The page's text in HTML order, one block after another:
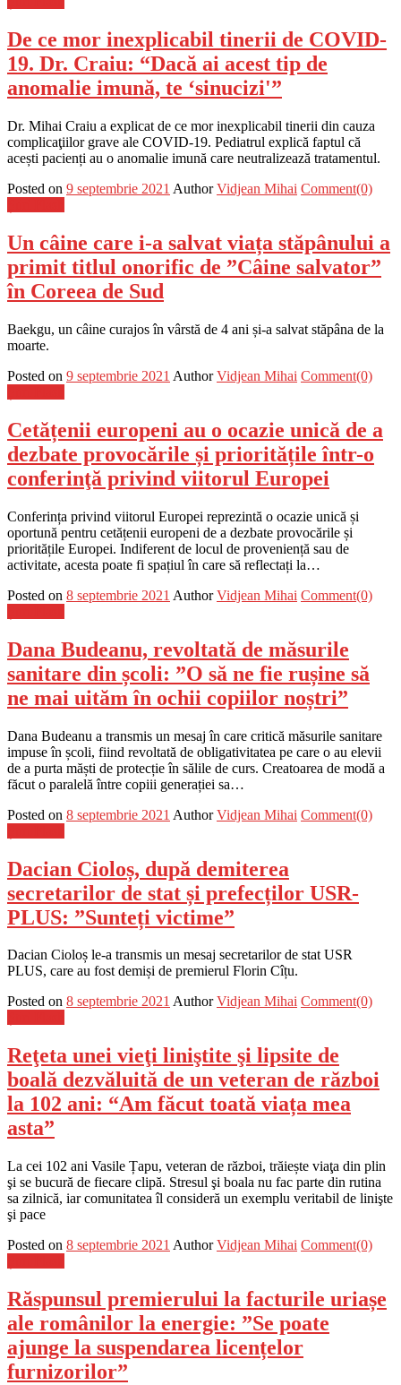
De ce mor inexplicabil tinerii de COVID-
19. Dr. Craiu: “Dacă ai acest tip de
anomalie imună, te ‘sinucizi'”
Dr. Mihai Craiu a explicat de ce mor inexplicabil tinerii din cauza
complicaţiilor grave ale COVID-19. Pediatrul explică faptul că
acești pacienți au o anomalie imună care neutralizează tratamentul.
Posted on 9 septembrie 2021 Author Vidjean Mihai Comment(0)
Un câine care i-a salvat viața stăpânului a
primit titlul onorific de ”Câine salvator”
în Coreea de Sud
Baekgu, un câine curajos în vârstă de 4 ani și-a salvat stăpâna de la
moarte.
Posted on 9 septembrie 2021 Author Vidjean Mihai Comment(0)
Cetățenii europeni au o ocazie unică de a
dezbate provocările și prioritățile într-o
conferinţă privind viitorul Europei
Conferința privind viitorul Europei reprezintă o ocazie unică și
oportună pentru cetățenii europeni de a dezbate provocările și
prioritățile Europei. Indiferent de locul de proveniență sau de
activitate, acesta poate fi spațiul în care să reflectați la…
Posted on 8 septembrie 2021 Author Vidjean Mihai Comment(0)
Dana Budeanu, revoltată de măsurile
sanitare din școli: ”O să ne fie rușine să
ne mai uităm în ochii copiilor noștri”
Dana Budeanu a transmis un mesaj în care critică măsurile sanitare
impuse în școli, fiind revoltată de obligativitatea pe care o au elevii
de a purta măști de protecție în sălile de curs. Creatoarea de modă a
făcut o paralelă între copiii generației sa…
Posted on 8 septembrie 2021 Author Vidjean Mihai Comment(0)
Dacian Cioloș, după demiterea
secretarilor de stat și prefecților USR-
PLUS: ”Sunteți victime”
Dacian Cioloș le-a transmis un mesaj secretarilor de stat USR
PLUS, care au fost demiși de premierul Florin Cîțu.
Posted on 8 septembrie 2021 Author Vidjean Mihai Comment(0)
Reţeta unei vieţi liniştite şi lipsite de
boală dezvăluită de un veteran de război
la 102 ani: “Am făcut toată viața mea
asta”
La cei 102 ani Vasile Țapu, veteran de război, trăiește viaţa din plin
şi se bucură de fiecare clipă. Stresul şi boala nu fac parte din rutina
sa zilnică, iar comunitatea îl consideră un exemplu veritabil de linişte
şi pace
Posted on 8 septembrie 2021 Author Vidjean Mihai Comment(0)
Răspunsul premierului la facturile uriașe
ale românilor la energie: ”Se poate
ajunge la suspendarea licențelor
furnizorilor”